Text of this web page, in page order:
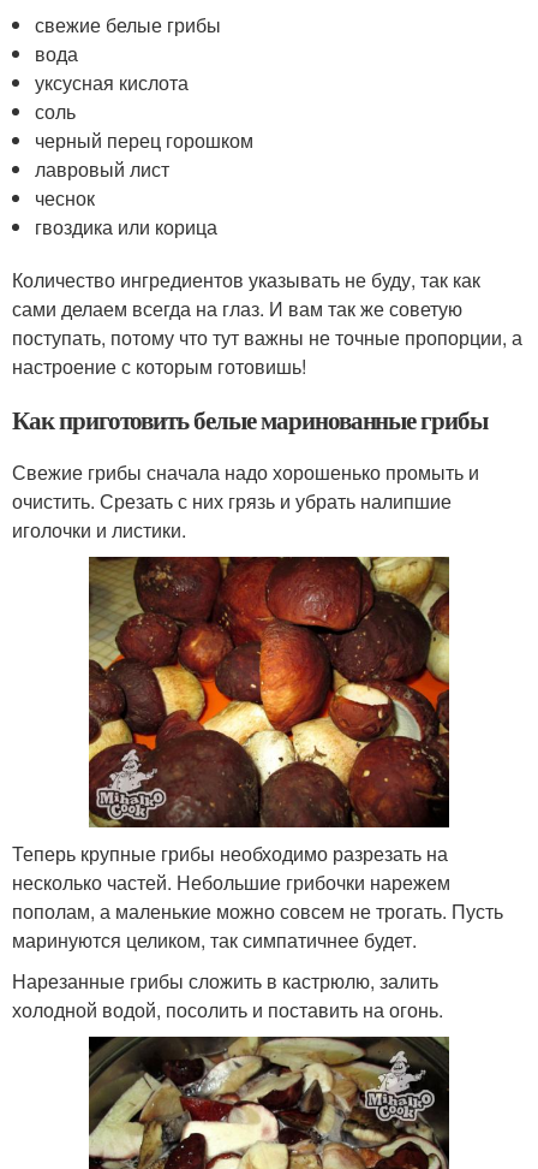
свежие белые грибы
вода
уксусная кислота
соль
черный перец горошком
лавровый лист
чеснок
гвоздика или корица
Количество ингредиентов указывать не буду, так как
сами делаем всегда на глаз. И вам так же советую
поступать, потому что тут важны не точные пропорции, а
настроение с которым готовишь!
Как приготовить белые маринованные грибы
Свежие грибы сначала надо хорошенько промыть и
очистить. Срезать с них грязь и убрать налипшие
иголочки и листики.
Теперь крупные грибы необходимо разрезать на
несколько частей. Небольшие грибочки нарежем
пополам, а маленькие можно совсем не трогать. Пусть
маринуются целиком, так симпатичнее будет.
Нарезанные грибы сложить в кастрюлю, залить
холодной водой, посолить и поставить на огонь.